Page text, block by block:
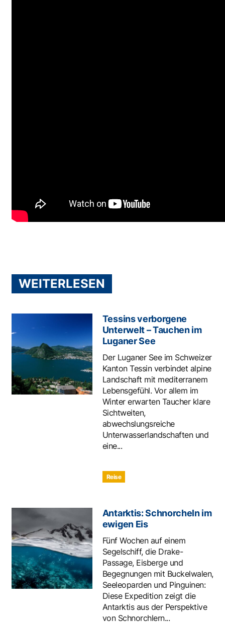
WEITERLESEN
Tessins verborgene
Unterwelt – Tauchen im
Luganer See
Der Luganer See im Schweizer
Kanton Tessin verbindet alpine
Landschaft mit mediterranem
Lebensgefühl. Vor allem im
Winter erwarten Taucher klare
Sichtweiten,
abwechslungsreiche
Unterwasserlandschaften und
eine...
Reise
Antarktis: Schnorcheln im
ewigen Eis
Fünf Wochen auf einem
Segelschiff, die Drake-
Passage, Eisberge und
Begegnungen mit Buckelwalen,
Seeleoparden und Pinguinen:
Diese Expedition zeigt die
Antarktis aus der Perspektive
von Schnorchlern...